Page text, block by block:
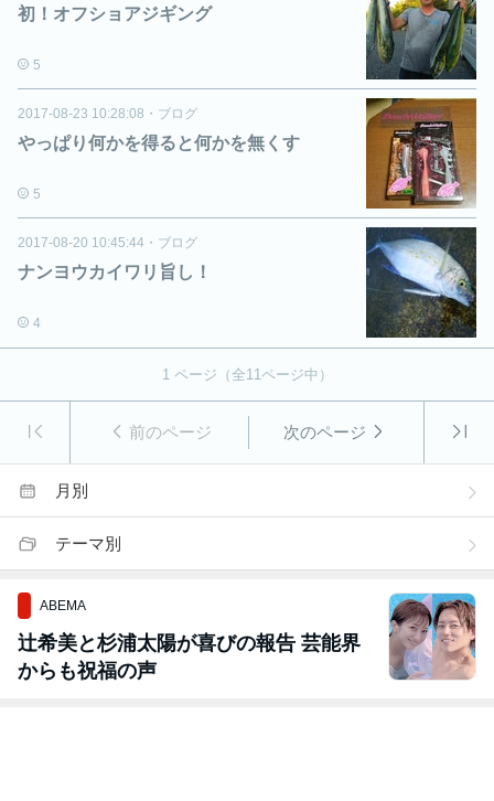
初！オフショアジギング
5
2017-08-23 10:28:08 ・ ブログ
やっぱり何かを得ると何かを無くす
5
2017-08-20 10:45:44 ・ ブログ
ナンヨウカイワリ旨し！
4
1ページ（全11ページ中）
前のページ 次のページ
月別
テーマ別
ABEMA
辻希美と杉浦太陽が喜びの報告 芸能界
からも祝福の声